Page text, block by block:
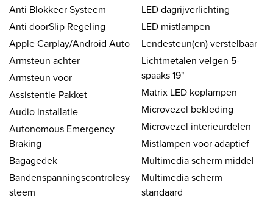
Anti Blokkeer Systeem
Anti doorSlip Regeling
Apple Carplay/Android Auto
Armsteun achter
Armsteun voor
Assistentie Pakket
Audio installatie
Autonomous Emergency
Braking
Bagagedek
Bandenspanningscontrolesy
steem
LED dagrijverlichting
LED mistlampen
Lendesteun(en) verstelbaar
Lichtmetalen velgen 5-
spaaks 19"
Matrix LED koplampen
Microvezel bekleding
Microvezel interieurdelen
Mistlampen voor adaptief
Multimedia scherm middel
Multimedia scherm
standaard